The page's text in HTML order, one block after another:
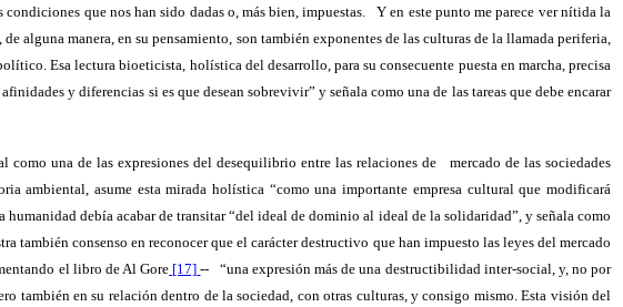
que nos han sido dadas o, más bien, impuestas.
Y en este punto me parece ver nítida la
alguna manera, en su pensamiento, son también exponentes de las culturas de la llamada periferia,
Esa lectura bioeticista, holística del desarrollo, para su consecuente puesta en marcha, precisa
y diferencias si es que desean sobrevivir” y señala como una de las tareas que debe encarar
como una de las expresiones del desequilibrio entre las relaciones de
mercado de las sociedades
ambiental, asume esta mirada holística “como una importante empresa cultural que modificará
debía acabar de transitar “del ideal de dominio al ideal de la solidaridad”, y señala como
también consenso en reconocer que el carácter destructivo que han impuesto las leyes del mercado
el libro de Al Gore [17] --
“una expresión más de una destructibilidad inter-social, y, no por
también en su relación dentro de la sociedad, con otras culturas, y consigo mismo. Esta visión del